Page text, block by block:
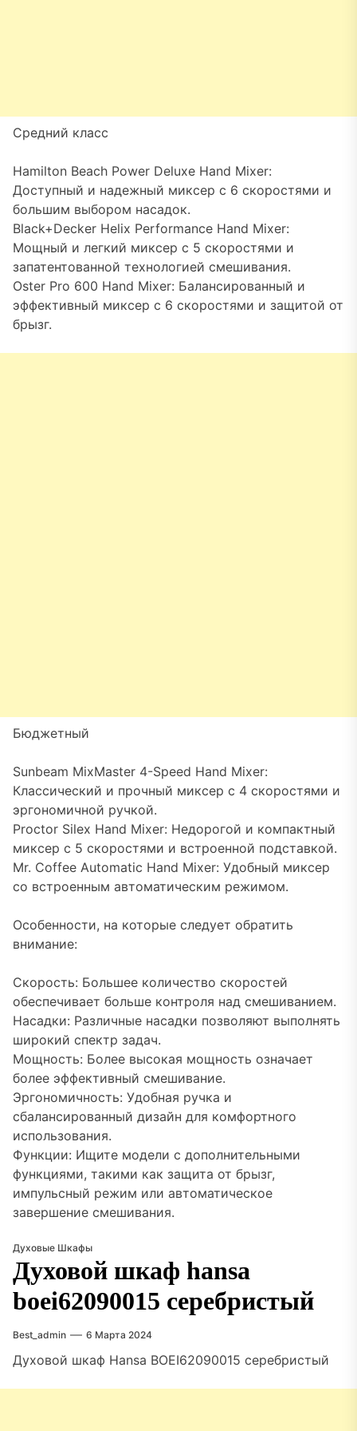
Средний класс
Hamilton Beach Power Deluxe Hand Mixer:
Доступный и надежный миксер с 6 скоростями и
большим выбором насадок.
Black+Decker Helix Performance Hand Mixer:
Мощный и легкий миксер с 5 скоростями и
запатентованной технологией смешивания.
Oster Pro 600 Hand Mixer: Балансированный и
эффективный миксер с 6 скоростями и защитой от
брызг.
Бюджетный
Sunbeam MixMaster 4-Speed Hand Mixer:
Классический и прочный миксер с 4 скоростями и
эргономичной ручкой.
Proctor Silex Hand Mixer: Недорогой и компактный
миксер с 5 скоростями и встроенной подставкой.
Mr. Coffee Automatic Hand Mixer: Удобный миксер
со встроенным автоматическим режимом.
Особенности, на которые следует обратить
внимание:
Скорость: Большее количество скоростей
обеспечивает больше контроля над смешиванием.
Насадки: Различные насадки позволяют выполнять
широкий спектр задач.
Мощность: Более высокая мощность означает
более эффективный смешивание.
Эргономичность: Удобная ручка и
сбалансированный дизайн для комфортного
использования.
Функции: Ищите модели с дополнительными
функциями, такими как защита от брызг,
импульсный режим или автоматическое
завершение смешивания.
Духовые Шкафы
Духовой шкаф hansa
boei62090015 серебристый
Best_admin 6 Марта 2024
Духовой шкаф Hansa BOEI62090015 серебристый